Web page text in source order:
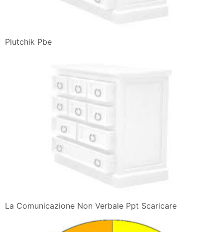
Plutchik Pbe
La Comunicazione Non Verbale Ppt Scaricare